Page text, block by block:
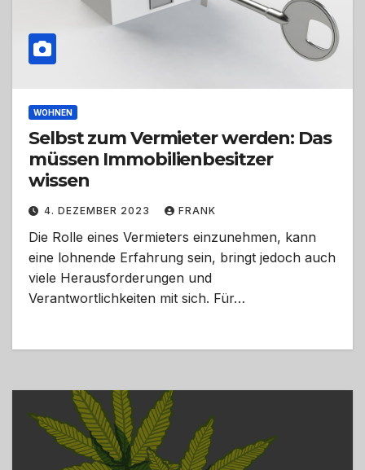
WOHNEN
Selbst zum Vermieter werden: Das
müssen Immobilienbesitzer
wissen
4. DEZEMBER 2023 FRANK
Die Rolle eines Vermieters einzunehmen, kann
eine lohnende Erfahrung sein, bringt jedoch auch
viele Herausforderungen und
Verantwortlichkeiten mit sich. Für…